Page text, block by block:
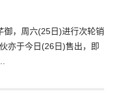
御，周六(25日)进行次轮销
亦于今日(26日)售出，即